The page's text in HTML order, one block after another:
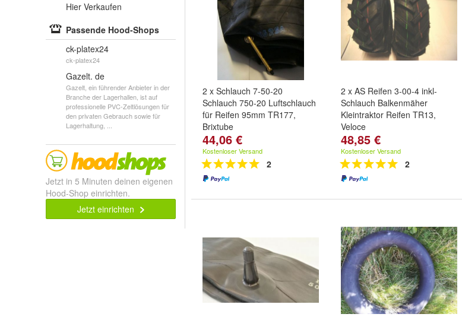
Hier Verkaufen
Passende Hood-Shops
ck-platex24
ck-platex24
Gazelt. de
Gazelt, ein führender Anbieter in der
Branche der Lagerhallen, ist auf
professionelle PVC-Zeltlösungen für
den privaten Gebrauch sowie für
Lagerhaltung, ...
Jetzt in 5 Minuten deinen eigenen
Hood-Shop einrichten.
Jetzt einrichten
2 x Schlauch 7-50-20
Schlauch 750-20 Luftschlauch
für Reifen 95mm TR177,
Brixtube
44,06 €
Kostenloser Versand
2
2 x AS Reifen 3-00-4 inkl-
Schlauch Balkenmäher
Kleintraktor Reifen TR13,
Veloce
48,85 €
Kostenloser Versand
2